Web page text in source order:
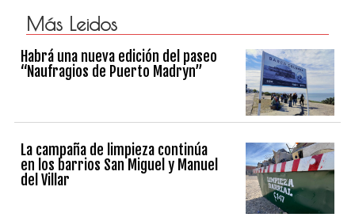
Más Leidos
Habrá una nueva edición del paseo
“Naufragios de Puerto Madryn”
La campaña de limpieza continúa
en los barrios San Miguel y Manuel
del Villar